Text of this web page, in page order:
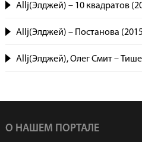
Allj(Элджей) – 10 квадратов
Allj(Элджей) – Постанова
Allj(Элджей), Олег Смит –
О НАШЕМ ПОРТАЛЕ